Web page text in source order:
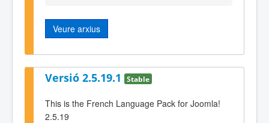
Veure arxius
Versió 2.5.19.1 Stable
This is the French Language Pack for Joomla!
2.5.19